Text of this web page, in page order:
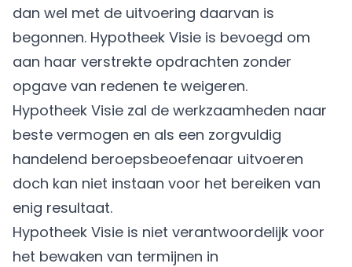
dan wel met de uitvoering daarvan is
begonnen. Hypotheek Visie is bevoegd om
aan haar verstrekte opdrachten zonder
opgave van redenen te weigeren.
Hypotheek Visie zal de werkzaamheden naar
beste vermogen en als een zorgvuldig
handelend beroepsbeoefenaar uitvoeren
doch kan niet instaan voor het bereiken van
enig resultaat.
Hypotheek Visie is niet verantwoordelijk voor
het bewaken van termijnen in